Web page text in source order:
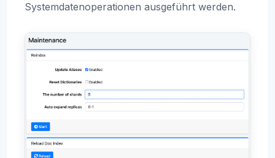
Systemdatenoperationen ausgeführt werden.